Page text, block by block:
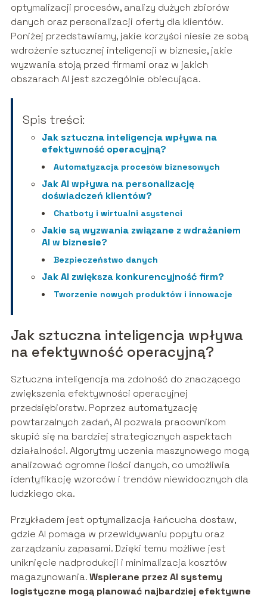
optymalizacji procesów, analizy dużych zbiorów
danych oraz personalizacji oferty dla klientów.
Poniżej przedstawiamy, jakie korzyści niesie ze sobą
wdrożenie sztucznej inteligencji w biznesie, jakie
wyzwania stoją przed firmami oraz w jakich
obszarach AI jest szczególnie obiecująca.
Spis treści:
Jak sztuczna inteligencja wpływa na
efektywność operacyjną?
Automatyzacja procesów biznesowych
Jak AI wpływa na personalizację
doświadczeń klientów?
Chatboty i wirtualni asystenci
Jakie są wyzwania związane z wdrażaniem
AI w biznesie?
Bezpieczeństwo danych
Jak AI zwiększa konkurencyjność firm?
Tworzenie nowych produktów i innowacje
Jak sztuczna inteligencja wpływa
na efektywność operacyjną?
Sztuczna inteligencja ma zdolność do znaczącego
zwiększenia efektywności operacyjnej
przedsiębiorstw. Poprzez automatyzację
powtarzalnych zadań, AI pozwala pracownikom
skupić się na bardziej strategicznych aspektach
działalności. Algorytmy uczenia maszynowego mogą
analizować ogromne ilości danych, co umożliwia
identyfikację wzorców i trendów niewidocznych dla
ludzkiego oka.
Przykładem jest optymalizacja łańcucha dostaw,
gdzie AI pomaga w przewidywaniu popytu oraz
zarządzaniu zapasami. Dzięki temu możliwe jest
uniknięcie nadprodukcji i minimalizacja kosztów
magazynowania.Wspierane przez AI systemy
logistyczne mogą planować najbardziej efektywne